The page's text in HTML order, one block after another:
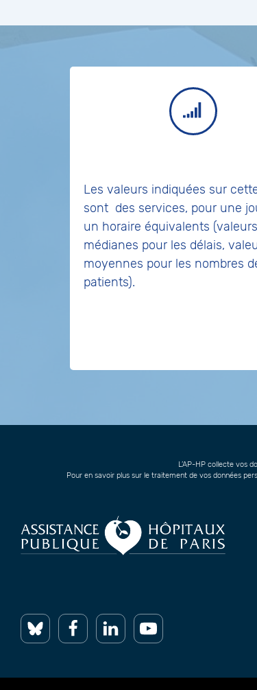
Les valeurs indiquées sur
sont des services, pour une
un horaire équivalents (valeurs
médianes pour les délais,
moyennes pour les nombres
patients).
L’AP-HP collecte vos
Pour en savoir plus sur le traitement de vos données